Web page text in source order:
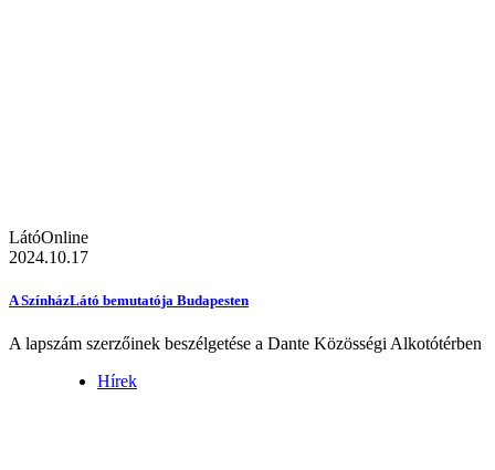
LátóOnline
2024.10.17
A SzínházLátó bemutatója Budapesten
A lapszám szerzőinek beszélgetése a Dante Közösségi Alkotótérben
Hírek